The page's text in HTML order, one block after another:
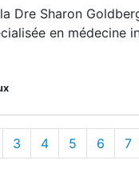
Dre Sharon
en médecine
3 4 5 6 7